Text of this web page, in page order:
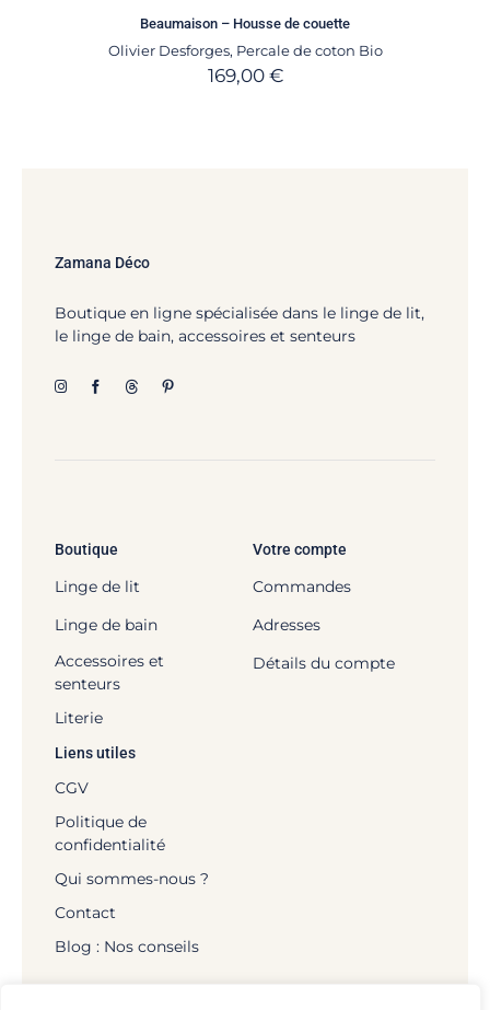
Beaumaison – Housse de couette
Olivier Desforges, Percale de coton Bio
169,00 €
Zamana Déco
Boutique en ligne spécialisée dans le linge de lit,
le linge de bain, accessoires et senteurs
Boutique
Linge de lit
Linge de bain
Accessoires et
senteurs
Literie
Votre compte
Commandes
Adresses
Détails du compte
Liens utiles
CGV
Politique de
confidentialité
Qui sommes-nous ?
Contact
Blog : Nos conseils